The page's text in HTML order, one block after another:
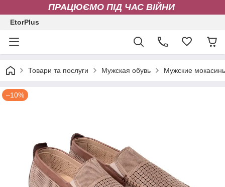
ПРАЦЮЄМО ПІД ЧАС ВІЙНИ
EtorPlus
Товари та послуги Мужская обувь Мужские
–10%